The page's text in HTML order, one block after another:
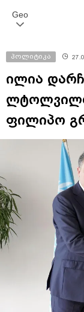
Geo
პოლიტიკა
ილია
ფილიპო